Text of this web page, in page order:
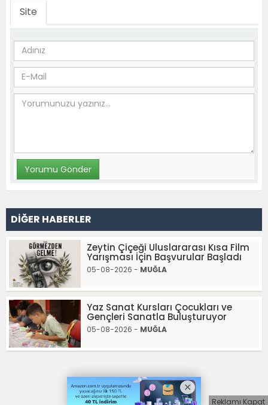
Site
DİĞER HABERLER
Zeytin Çiçeği Uluslararası Kısa Film
Yarışması İçin Başvurular Başladı
05-08-2026 - MUĞLA
Yaz Sanat Kursları Çocukları ve
Gençleri Sanatla Buluşturuyor
05-08-2026 - MUĞLA
Reklamı Kapat